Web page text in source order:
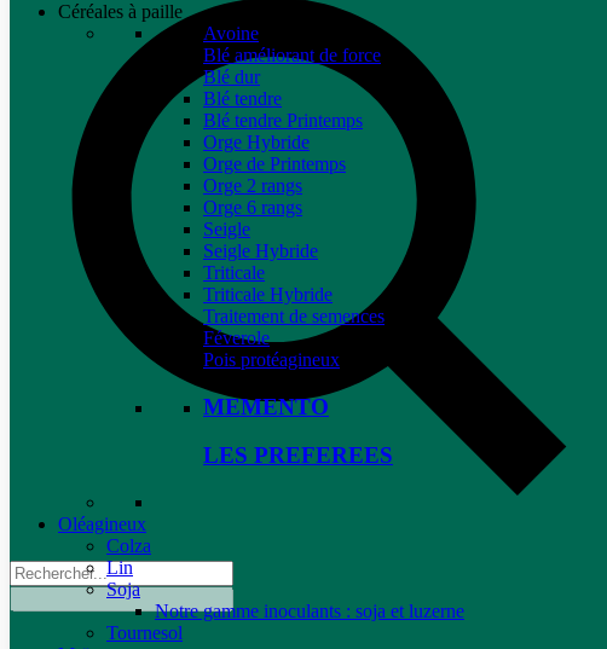
Céréales à paille
Avoine
Blé améliorant de force
Blé dur
Blé tendre
Blé tendre Printemps
Orge Hybride
Orge de Printemps
Orge 2 rangs
Orge 6 rangs
Seigle
Seigle Hybride
Triticale
Triticale Hybride
Traitement de semences
Féverole
Pois protéagineux
MEMENTO
LES PREFEREES
Oléagineux
Colza
Lin
Soja
Notre gamme inoculants : soja et luzerne
Tournesol